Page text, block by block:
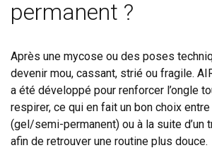
permanent ?
Après une mycose ou des poses
devenir mou, cassant, strié ou fragile.
a été développé pour renforcer l’ongle
respirer, ce qui en fait un bon choix
(gel/semi-permanent) ou à la suite d’un
afin de retrouver une routine plus douce.